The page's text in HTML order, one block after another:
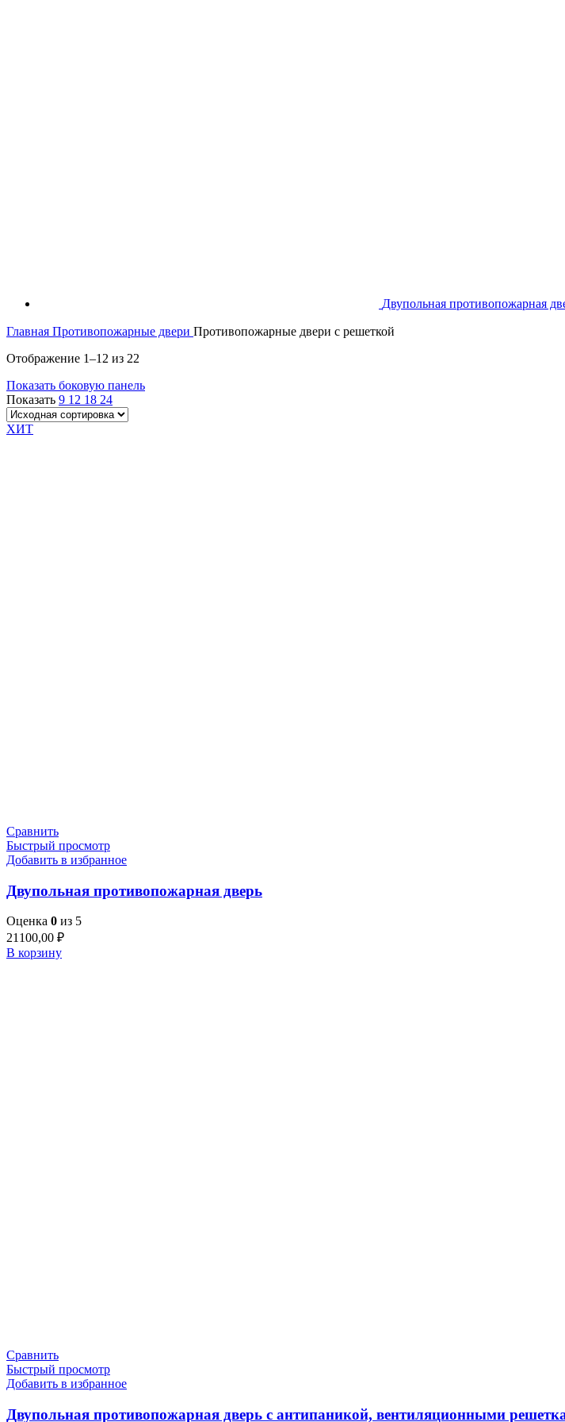
Двупольная противопожарная
Главная Противопожарные двери Противопожарные двери с решеткой
Отображение 1–12 из 22
Показать боковую панель
Показать 9 12 18 24
ХИТ
Сравнить
Быстрый просмотр
Добавить в избранное
Двупольная противопожарная дверь
Оценка 0 из 5
21100,00 ₽
В корзину
Сравнить
Быстрый просмотр
Добавить в избранное
Двупольная противопожарная дверь с антипаникой, вентиляционными